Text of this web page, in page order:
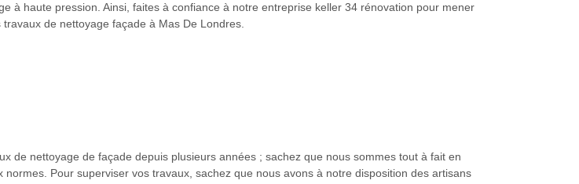
à haute pression. Ainsi, faites à confiance à notre entreprise keller 34 rénovation pour mener
travaux de nettoyage façade à Mas De Londres.
de nettoyage de façade depuis plusieurs années ; sachez que nous sommes tout à fait en
Pour superviser vos travaux, sachez que nous avons à notre disposition des artisans